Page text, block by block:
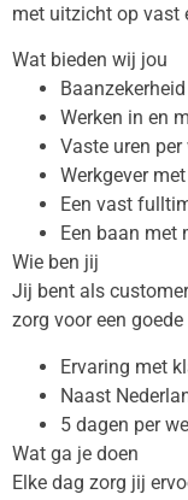
met uitzicht op vast
Wat bieden wij jou
Baanzekerheid
Werken in en
Vaste uren per
Werkgever
Een vast
Een baan met
Wie ben jij
Jij bent als
zorg voor een
Ervaring met
Naast
5 dagen per
Wat ga je doen
Elke dag zorg jij